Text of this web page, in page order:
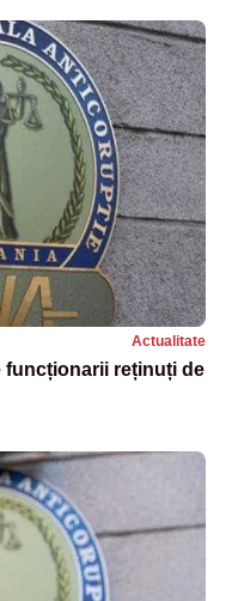
Actualitate
funcționarii reținuți de